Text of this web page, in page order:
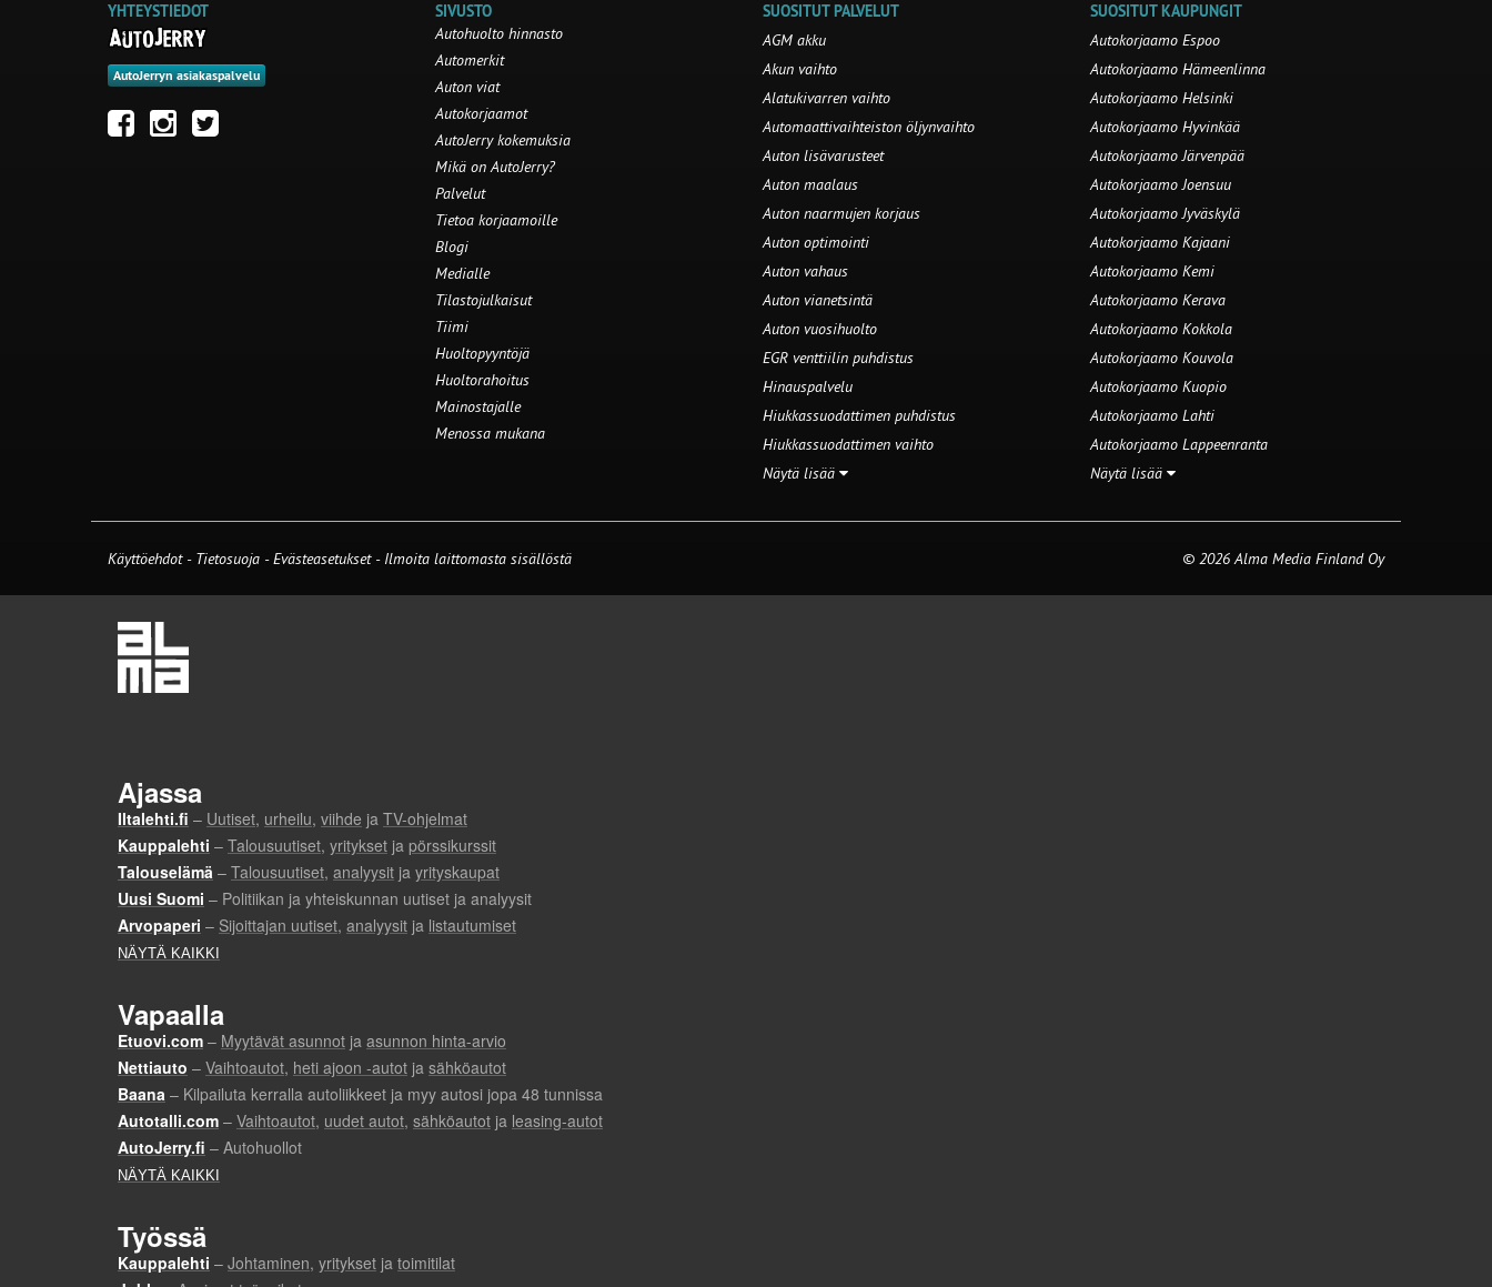
YHTEYSTIEDOT
AutoJerryn asiakaspalvelu
SIVUSTO
Autohuolto hinnasto
Automerkit
Auton viat
Autokorjaamot
AutoJerry kokemuksia
Mikä on AutoJerry?
Palvelut
Tietoa korjaamoille
Blogi
Medialle
Tilastojulkaisut
Tiimi
Huoltopyyntöjä
Huoltorahoitus
Mainostajalle
Menossa mukana
SUOSITUT PALVELUT
AGM akku
Akun vaihto
Alatukivarren vaihto
Automaattivaihteiston öljynvaihto
Auton lisävarusteet
Auton maalaus
Auton naarmujen korjaus
Auton optimointi
Auton vahaus
Auton vianetsintä
Auton vuosihuolto
EGR venttiilin puhdistus
Hinauspalvelu
Hiukkassuodattimen puhdistus
Hiukkassuodattimen vaihto
Näytä lisää
SUOSITUT KAUPUNGIT
Autokorjaamo Espoo
Autokorjaamo Hämeenlinna
Autokorjaamo Helsinki
Autokorjaamo Hyvinkää
Autokorjaamo Järvenpää
Autokorjaamo Joensuu
Autokorjaamo Jyväskylä
Autokorjaamo Kajaani
Autokorjaamo Kemi
Autokorjaamo Kerava
Autokorjaamo Kokkola
Autokorjaamo Kouvola
Autokorjaamo Kuopio
Autokorjaamo Lahti
Autokorjaamo Lappeenranta
Näytä lisää
Käyttöehdot - Tietosuoja -Evästeasetukset- Ilmoita laittomasta sisällöstä © 2026 Alma Media Finland Oy